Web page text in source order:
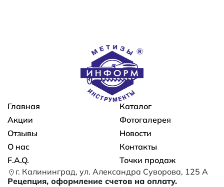
Основная навигация
Главная
Каталог
Акции
Фотогалерея
Отзывы
Новости
О нас
Контакты
F.A.Q.
Точки продаж
г. Калининград, ул. Александра Суворова, 125 А
Рецепция, оформление счетов на оплату.